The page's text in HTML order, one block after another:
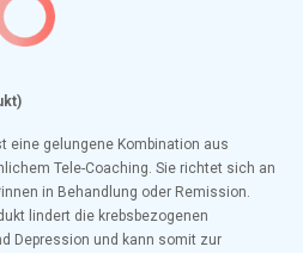
eine gelungene Kombination aus
Tele-Coaching. Sie richtet sich an
in Behandlung oder Remission.
lindert die krebsbezogenen
Depression und kann somit zur